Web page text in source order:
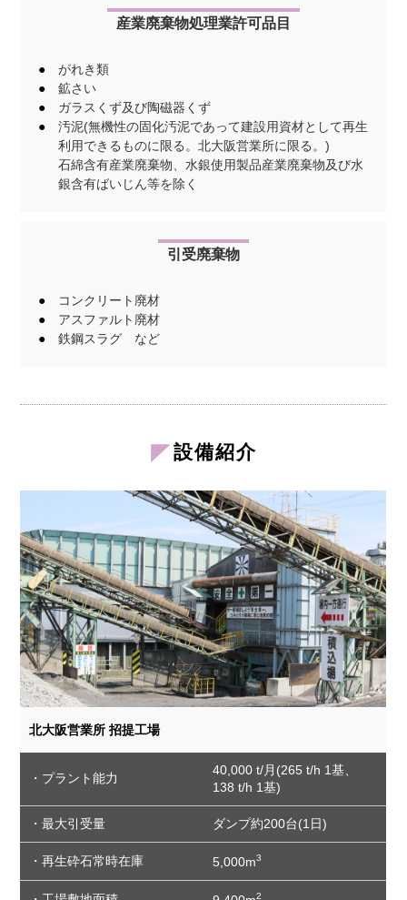
産業廃棄物処理業許可品目
がれき類
鉱さい
ガラスくず及び陶磁器くず
汚泥(無機性の固化汚泥であって建設用資材として再生
利用できるものに限る。北大阪営業所に限る。)
石綿含有産業廃棄物、水銀使用製品産業廃棄物及び水
銀含有ばいじん等を除く
引受廃棄物
コンクリート廃材
アスファルト廃材
鉄鋼スラグ など
設備紹介
北大阪営業所 招提工場
・プラント能力
40,000 t/月 (265 t/h 1基、
138 t/h 1基)
・最大引受量 ダンプ約200台(1日)
・再生砕石常時在庫 5,000m3
2